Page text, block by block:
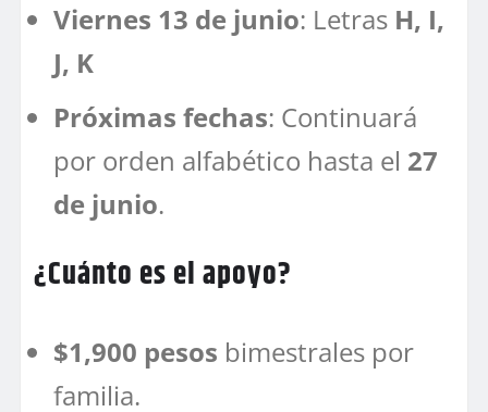
Viernes 13 de junio: Letras H, I,
J, K
Próximas fechas: Continuará
por orden alfabético hasta el 27
de junio.
¿Cuánto es el apoyo?
$1,900 pesos bimestrales por
familia.